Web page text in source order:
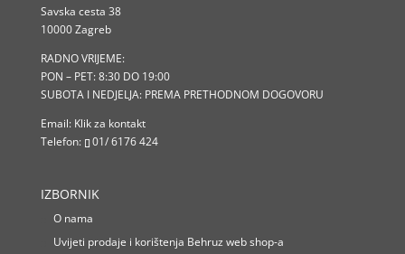
Savska cesta 38
10000 Zagreb
RADNO VRIJEME:
PON – PET: 8:30 DO 19:00
SUBOTA I NEDJELJA: PREMA PRETHODNOM DOGOVORU
Email: Klik za kontakt
Telefon:
01/ 6176 424
IZBORNIK
O nama
Uvijeti prodaje i korištenja Behruz web shop-a